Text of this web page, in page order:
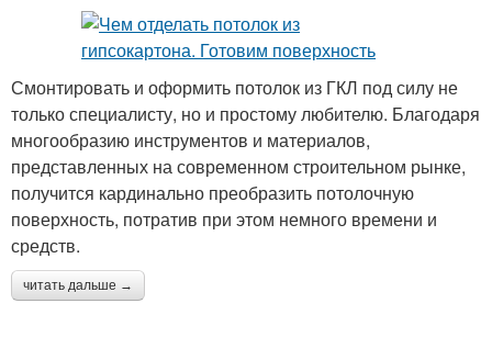
Смонтировать и оформить потолок из ГКЛ под силу не
только специалисту, но и простому любителю. Благодаря
многообразию инструментов и материалов,
представленных на современном строительном рынке,
получится кардинально преобразить потолочную
поверхность, потратив при этом немного времени и
средств.
читать дальше →